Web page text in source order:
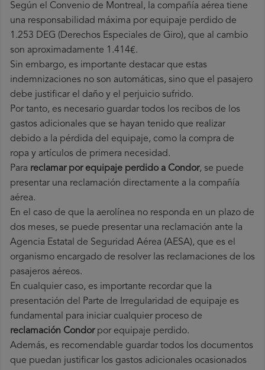
Según el Convenio de Montreal, la compañía aérea tiene
una responsabilidad máxima por equipaje perdido de
1.253 DEG (Derechos Especiales de Giro), que al cambio
son aproximadamente 1.414€.
Sin embargo, es importante destacar que estas
indemnizaciones no son automáticas, sino que el pasajero
debe justificar el daño y el perjuicio sufrido.
Por tanto, es necesario guardar todos los recibos de los
gastos adicionales que se hayan tenido que realizar
debido a la pérdida del equipaje, como la compra de
ropa y artículos de primera necesidad.
Para reclamar por equipaje perdido a Condor, se puede
presentar una reclamación directamente a la compañía
aérea.
En el caso de que la aerolínea no responda en un plazo de
dos meses, se puede presentar una reclamación ante la
Agencia Estatal de Seguridad Aérea (AESA), que es el
organismo encargado de resolver las reclamaciones de los
pasajeros aéreos.
En cualquier caso, es importante recordar que la
presentación del Parte de Irregularidad de equipaje es
fundamental para iniciar cualquier proceso de
reclamación Condorpor equipaje perdido.
Además, es recomendable guardar todos los documentos
que puedan justificar los gastos adicionales ocasionados